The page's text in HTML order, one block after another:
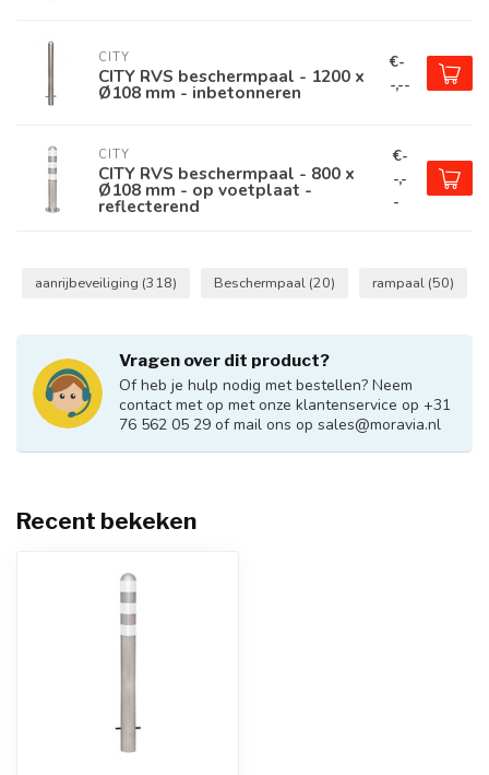
CITY
CITY RVS beschermpaal - 1200 x
Ø108 mm - inbetonneren
€-
-,--
CITY
CITY RVS beschermpaal - 800 x
Ø108 mm - op voetplaat -
reflecterend
€-
-,-
-
aanrijbeveiliging (318) Beschermpaal (20) rampaal (50)
Vragen over dit product?
Of heb je hulp nodig met bestellen? Neem
contact met op met onze klantenservice op +31
76 562 05 29 of mail ons op sales@moravia.nl
Recent bekeken